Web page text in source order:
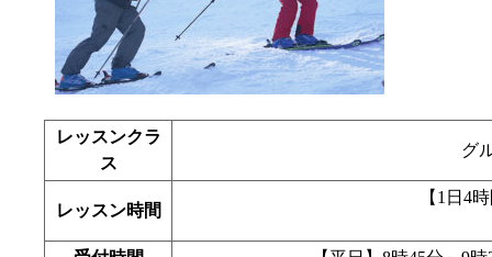
レッスンクラ
ス
グ
レッスン時間
【1日4